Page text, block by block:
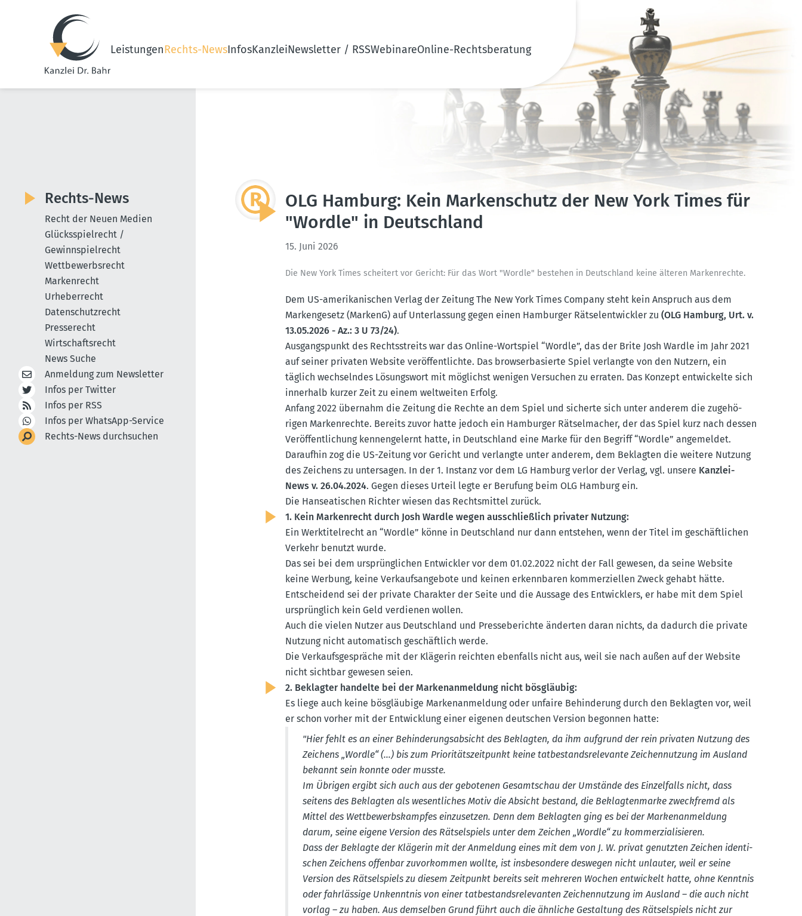
LeistungenRechts-NewsInfosKanzleiNewsletter / RSSWebinareOnline-Rechtsberatung
OLG Hamburg: Kein Marken­schutz der New York Times für
"Wordle" in Deutschland
15. Juni 2026
Die New York Times scheitert vor Gericht: Für das Wort "Wordle" bestehen in Deutschland keine älteren Marken­rechte.
Dem US-ameri­ka­ni­schen Verlag der Zeitung The New York Times Company steht kein Anspruch aus dem
Marken­gesetz (MarkenG) auf Unter­lassung gegen einen Hamburger Rätsel­ent­wickler zu(OLG Hamburg, Urt. v.
13.05.2026 - Az.: 3 U 73/24).
Ausgangs­punkt des Rechts­streits war das Online-Wortspiel “Wordle”, das der Brite Josh Wardle im Jahr 2021
auf seiner privaten Website veröf­fent­lichte. Das browser­ba­sierte Spiel verlangte von den Nutzern, ein
täglich wechselndes Lösungswort mit möglichst wenigen Versuchen zu erraten. Das Konzept entwi­ckelte sich
innerhalb kurzer Zeit zu einem weltweiten Erfolg.
Anfang 2022 übernahm die Zeitung die Rechte an dem Spiel und sicherte sich unter anderem die zugehö­
rigen Marken­rechte. Bereits zuvor hatte jedoch ein Hamburger Rätsel­macher, der das Spiel kurz nach dessen
Veröf­fent­li­chung kennen­ge­lernt hatte, in Deutschland eine Marke für den Begriff “Wordle” angemeldet.
Daraufhin zog die US-Zeitung vor Gericht und verlangte unter anderem, dem Beklagten die weitere Nutzung
des Zeichens zu unter­sagen. In der 1. Instanz vor dem LG Hamburg verlor der Verlag, vgl. unsere Kanzlei-
News v. 26.04.2024. Gegen dieses Urteil legte er Berufung beim OLG Hamburg ein.
Die Hansea­ti­schen Richter wiesen das Rechts­mittel zurück.
1. Kein Marken­recht durch Josh Wardle wegen ausschlie­ßlich privater Nutzung:
Ein Werkti­tel­recht an “Wordle” könne in Deutschland nur dann entstehen, wenn der Titel im geschäft­lichen
Verkehr benutzt wurde.
Das sei bei dem ursprüng­lichen Entwickler vor dem 01.02.2022 nicht der Fall gewesen, da seine Website
keine Werbung, keine Verkaufs­an­gebote und keinen erkenn­baren kommer­zi­ellen Zweck gehabt hätte.
Entscheidend sei der private Charakter der Seite und die Aussage des Entwicklers, er habe mit dem Spiel
ursprünglich kein Geld verdienen wollen.
Auch die vielen Nutzer aus Deutschland und Presse­be­richte änderten daran nichts, da dadurch die private
Nutzung nicht automa­tisch geschäftlich werde.
Die Verkaufs­ge­spräche mit der Klägerin reichten ebenfalls nicht aus, weil sie nach außen auf der Website
nicht sichtbar gewesen seien.
2. Beklagter handelte bei der Marken­an­meldung nicht bösgläubig:
Es liege auch keine bösgläubige Marken­an­meldung oder unfaire Behin­derung durch den Beklagten vor, weil
er schon vorher mit der Entwicklung einer eigenen deutschen Version begonnen hatte:
"Hier fehlt es an einer Behin­de­rungs­ab­sicht des Beklagten, da ihm aufgrund der rein privaten Nutzung des
Zeichens „Wordle“ (…) bis zum Priori­täts­zeit­punkt keine tatbe­stands­re­le­vante Zeichen­nutzung im Ausland
bekannt sein konnte oder musste.
Im Übrigen ergibt sich auch aus der gebotenen Gesamt­schau der Umstände des Einzel­falls nicht, dass
seitens des Beklagten als wesent­liches Motiv die Absicht bestand, die Beklag­ten­marke zweck­fremd als
Mittel des Wettbe­werbs­kampfes einzu­setzen. Denn dem Beklagten ging es bei der Marken­an­meldung
darum, seine eigene Version des Rätsel­spiels unter dem Zeichen „Wordle“ zu kommer­zia­li­sieren.
Dass der Beklagte der Klägerin mit der Anmeldung eines mit dem von J. W. privat genutzten Zeichen identi­
schen Zeichens offenbar zuvor­kommen wollte, ist insbe­sondere deswegen nicht unlauter, weil er seine
Version des Rätsel­spiels zu diesem Zeitpunkt bereits seit mehreren Wochen entwi­ckelt hatte, ohne Kenntnis
oder fahrlässige Unkenntnis von einer tatbe­stands­re­le­vanten Zeichen­nutzung im Ausland – die auch nicht
vorlag – zu haben. Aus demselben Grund führt auch die ähnliche Gestaltung des Rätsel­spiels nicht zur
Rechts-News
Recht der Neuen Medien
Glücksspielrecht /
Gewinnspielrecht
Wettbewerbsrecht
Markenrecht
Urheberrecht
Datenschutzrecht
Presserecht
Wirtschaftsrecht
News Suche
Anmeldung zum Newsletter
Infos per Twitter
Infos per RSS
Infos per WhatsApp-Service
Rechts-News durchsuchen